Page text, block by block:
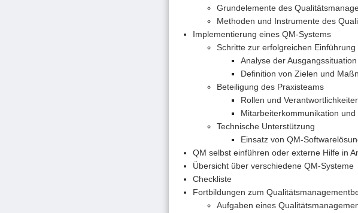
Grundelemente des
Methoden und Instrumente des
Implementierung eines QM-Systems
Schritte zur erfolgreichen Einführung
Analyse der
Definition von Zielen und
Beteiligung des Praxisteams
Rollen und
Mitarbeiterkommunikation und
Technische Unterstützung
Einsatz von QM-
QM selbst einführen oder externe Hilfe in
Übersicht über verschiedene QM-Systeme
Checkliste
Fortbildungen zum
Aufgaben eines